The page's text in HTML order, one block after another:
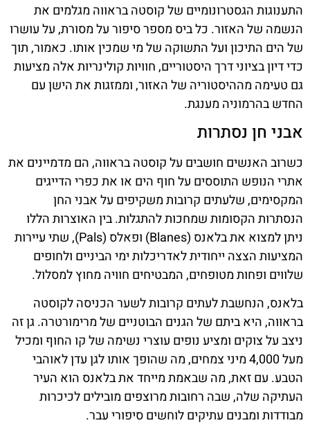
התענוגות הגסטרונומיים של קוסטה בראווה מגלמים את
הנשמה של האזור. כל ביס מספר סיפור על מסורת, על עושרו
של הים התיכון ועל התשוקה של מי שמכין אותו. כאמור, תוך
כדי דיון בציוני דרך היסטוריים, חוויות קולינריות אלה מציעות
גם טעימה מההיסטוריה של האזור, וממזגות את הישן עם
החדש בהרמוניה מענגת.
אבני חן נסתרות
כשרוב האנשים חושבים על קוסטה בראווה, הם מדמיינים את
אתרי הנופש התוססים על חוף הים או את כפרי הדייגים
המקסימים, שלעתים קרובות משקיפים על אבני החן
הנסתרות הקסומות שמחכות להתגלות. בין האוצרות הללו
ניתן למצוא את בלאנס (Blanes) ופאלס (Pals), שתי עיירות
המציעות הצצה ייחודית לאדריכלות ימי הביניים ולחופים
שלווים ופחות מטופחים, המבטיחים חוויה מחוץ למסלול.
בלאנס, הנחשבת לעתים קרובות לשער הכניסה לקוסטה
בראווה, היא ביתם של הגנים הבוטניים של מרימורטרה. גן זה
ניצב על צוקים ומציע נופים עוצרי נשימה של קו החוף ומכיל
מעל 4,000 מיני צמחים, מה שהופך אותו לגן עדן לאוהבי
הטבע. עם זאת, מה שבאמת מייחד את בלאנס הוא העיר
העתיקה שלה, שבה רחובות מרוצפים מובילים לכיכרות
מבודדות ומבנים עתיקים לוחשים סיפורי עבר.